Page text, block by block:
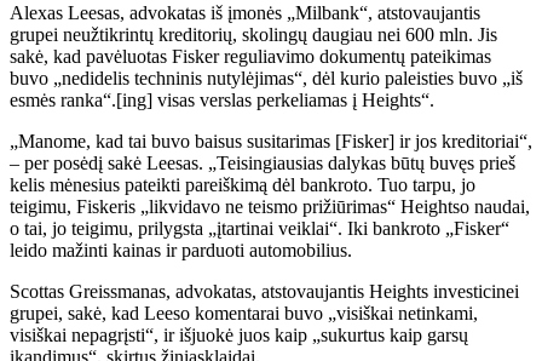
Alexas Leesas, advokatas iš įmonės „Milbank“, atstovaujantis
grupei neužtikrintų kreditorių, skolingų daugiau nei 600 mln. Jis
sakė, kad pavėluotas Fisker reguliavimo dokumentų pateikimas
buvo „nedidelis techninis nutylėjimas“, dėl kurio paleisties buvo „iš
esmės ranka“.[ing] visas verslas perkeliamas į Heights“.
„Manome, kad tai buvo baisus susitarimas [Fisker] ir jos kreditoriai“,
– per posėdį sakė Leesas. „Teisingiausias dalykas būtų buvęs prieš
kelis mėnesius pateikti pareiškimą dėl bankroto. Tuo tarpu, jo
teigimu, Fiskeris „likvidavo ne teismo prižiūrimas“ Heightso naudai,
o tai, jo teigimu, prilygsta „įtartinai veiklai“. Iki bankroto „Fisker“
leido mažinti kainas ir parduoti automobilius.
Scottas Greissmanas, advokatas, atstovaujantis Heights investicinei
grupei, sakė, kad Leeso komentarai buvo „visiškai netinkami,
visiškai nepagrįsti“, ir išjuokė juos kaip „sukurtus kaip garsų
įkandimus“, skirtus žiniasklaidai.